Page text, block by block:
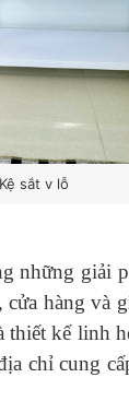
Kệ sắt v lỗ
những giải
cửa hàng và
thiết kế linh
chỉ cung